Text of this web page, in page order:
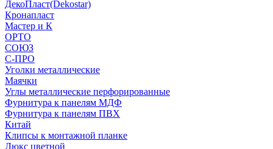
ДекоПласт(Dekostar)
Кронапласт
Мастер и К
ОРТО
СОЮЗ
С-ПРО
Уголки металлические
Маячки
Углы металлические перфорированные
Фурнитура к панелям МДФ
Фурнитура к панелям ПВХ
Китай
Клипсы к монтажной планке
Люкс цветной